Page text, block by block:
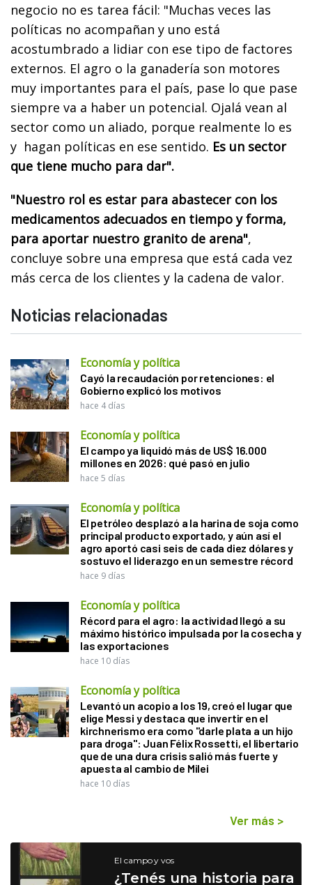
negocio no es tarea fácil: "Muchas veces las
políticas no acompañan y uno está
acostumbrado a lidiar con ese tipo de factores
externos. El agro o la ganadería son motores
muy importantes para el país, pase lo que pase
siempre va a haber un potencial. Ojalá vean al
sector como un aliado, porque realmente lo es
y hagan políticas en ese sentido. Es un sector
que tiene mucho para dar".
"Nuestro rol es estar para abastecer con los
medicamentos adecuados en tiempo y forma,
para aportar nuestro granito de arena",
concluye sobre una empresa que está cada vez
más cerca de los clientes y la cadena de valor.
Noticias relacionadas
Economía y política
Cayó la recaudación por retenciones: el
Gobierno explicó los motivos
hace 4 días
Economía y política
El campo ya liquidó más de US$ 16.000
millones en 2026: qué pasó en julio
hace 5 días
Economía y política
El petróleo desplazó a la harina de soja como
principal producto exportado, y aún así el
agro aportó casi seis de cada diez dólares y
sostuvo el liderazgo en un semestre récord
hace 9 días
Economía y política
Récord para el agro: la actividad llegó a su
máximo histórico impulsada por la cosecha y
las exportaciones
hace 10 días
Economía y política
Levantó un acopio a los 19, creó el lugar que
elige Messi y destaca que invertir en el
kirchnerismo era como "darle plata a un hijo
para droga": Juan Félix Rossetti, el libertario
que de una dura crisis salió más fuerte y
apuesta al cambio de Milei
hace 10 días
Ver más >
El campo y vos
¿Tenés una historia para